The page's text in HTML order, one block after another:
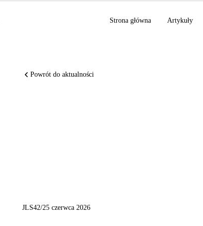
Strona główna Artykuły
Powrót do aktualności
JLS42/25 czerwca 2026